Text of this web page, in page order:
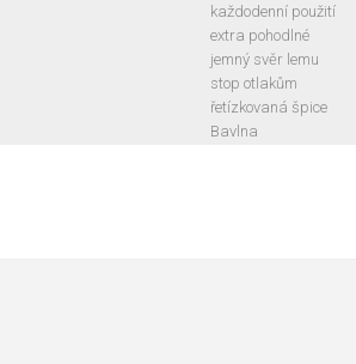
každodenní použití
extra pohodlné
jemný svěr lemu
stop otlakům
řetízkovaná špice
Bavlna